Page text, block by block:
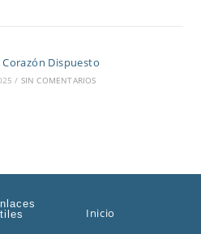
Dispuesto
/ SIN COMENTARIOS
Inicio